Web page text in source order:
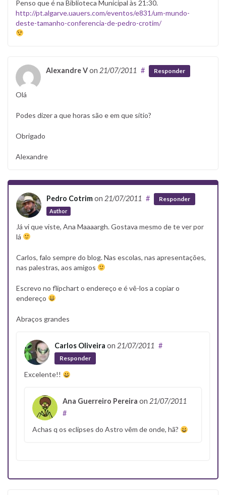
Penso que é na Biblioteca Municipal às 21:30.
http://pt.algarve.uauers.com/eventos/e831/um-mundo-
deste-tamanho-conferencia-de-pedro-crotim/
Alexandre Von 21/07/2011 # Responder
Olá
Podes dizer a que horas são e em que sítio?
Obrigado
Alexandre
Pedro Cotrimon 21/07/2011
Author
# Responder
Já vi que viste, Ana Maaaargh. Gostava mesmo de te ver por
lá
Carlos, falo sempre do blog. Nas escolas, nas apresentações,
nas palestras, aos amigos
Escrevo no flipchart o endereço e é vê-los a copiar o
endereço
Abraços grandes
Carlos Oliveira on 21/07/2011 #
Responder
Excelente!!
Ana Guerreiro Pereira on 21/07/2011
#
Achas q os eclipses do Astro vêm de onde, hã?